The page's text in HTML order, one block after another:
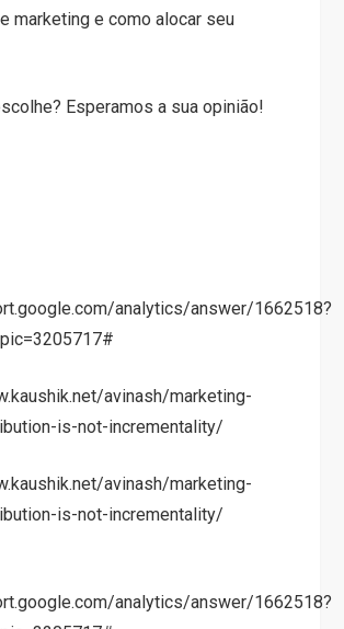
marketing e como alocar seu
Esperamos a sua opinião!
analytics/answer/1662518?
avinash/marketing-
is-not-incrementality/
avinash/marketing-
is-not-incrementality/
analytics/answer/1662518?